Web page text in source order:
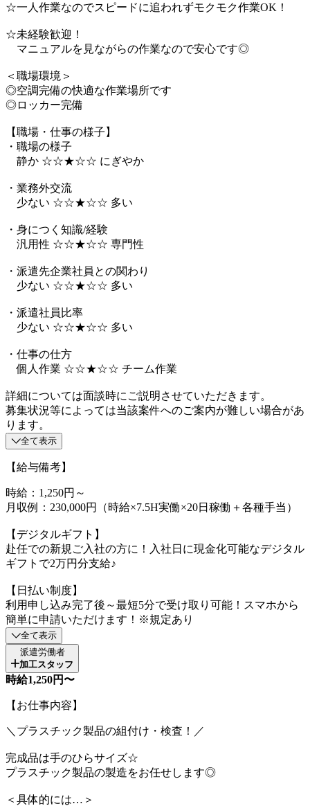
☆一人作業なのでスピードに追われずモクモク作業OK！
☆未経験歓迎！
マニュアルを見ながらの作業なので安心です◎
＜職場環境＞
◎空調完備の快適な作業場所です
◎ロッカー完備
【職場・仕事の様子】
・職場の様子
静か ☆☆★☆☆ にぎやか
・業務外交流
少ない ☆☆★☆☆ 多い
・身につく知識/経験
汎用性 ☆☆★☆☆ 専門性
・派遣先企業社員との関わり
少ない ☆☆★☆☆ 多い
・派遣社員比率
少ない ☆☆★☆☆ 多い
・仕事の仕方
個人作業 ☆☆★☆☆ チーム作業
詳細については面談時にご説明させていただきます。
募集状況等によっては当該案件へのご案内が難しい場合があ
ります。
全て表示
【給与備考】
時給：1,250円～
月収例：230,000円（時給×7.5H実働×20日稼働＋各種手当）
【デジタルギフト】
赴任での新規ご入社の方に！入社日に現金化可能なデジタル
ギフトで2万円分支給♪
【日払い制度】
利用申し込み完了後～最短5分で受け取り可能！スマホから
簡単に申請いただけます！※規定あり
全て表示
派遣労働者
加工スタッフ
時給1,250円〜
【お仕事内容】
＼プラスチック製品の組付け・検査！／
完成品は手のひらサイズ☆
プラスチック製品の製造をお任せします◎
＜具体的には…＞